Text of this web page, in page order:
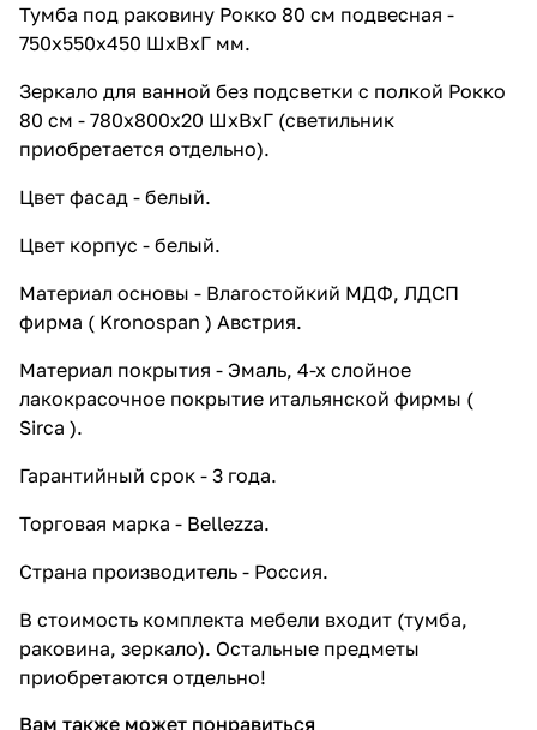
Тумба под раковину Рокко 80 см подвесная -
750х550х450 ШхВхГ мм.
Зеркало для ванной без подсветки с полкой Рокко
80 см - 780х800х20 ШхВхГ (светильник
приобретается отдельно).
Цвет фасад - белый.
Цвет корпус - белый.
Материал основы - Влагостойкий МДФ, ЛДСП
фирма ( Kronospan ) Австрия.
Материал покрытия - Эмаль, 4-х слойное
лакокрасочное покрытие итальянской фирмы (
Sirca ).
Гарантийный срок - 3 года.
Торговая марка - Bellezza.
Страна производитель - Россия.
В стоимость комплекта мебели входит (тумба,
раковина, зеркало). Остальные предметы
приобретаются отдельно!
Вам также может понравиться